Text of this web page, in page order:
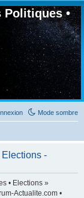
Politiques •
Mode sombre
Elections -
• Elections »
Actualite.com •